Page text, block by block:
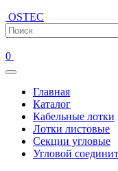
OSTEC
0
Главная
Каталог
Кабельные лотки
Лотки листовые
Секции угловые
Угловой